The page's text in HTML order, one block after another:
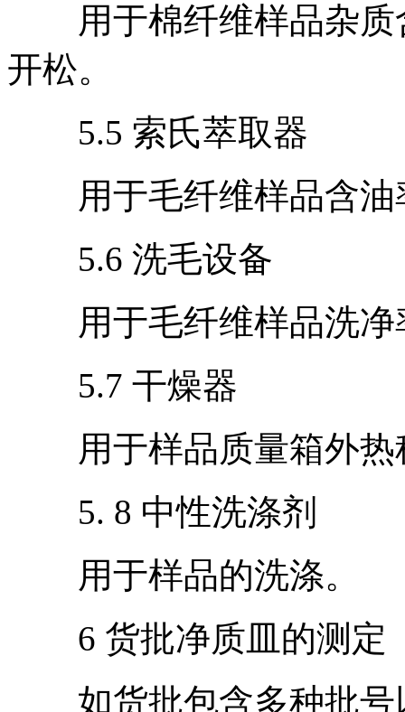
用于棉纤维样品杂质
开松。
5.5 索氏萃取器
用于毛纤维样品含油
5.6 洗毛设备
用于毛纤维样品洗净
5.7 干燥器
用于样品质量箱外热
5. 8 中性洗涤剂
用于样品的洗涤。
6 货批净质皿的测定
如货批包含多种批号